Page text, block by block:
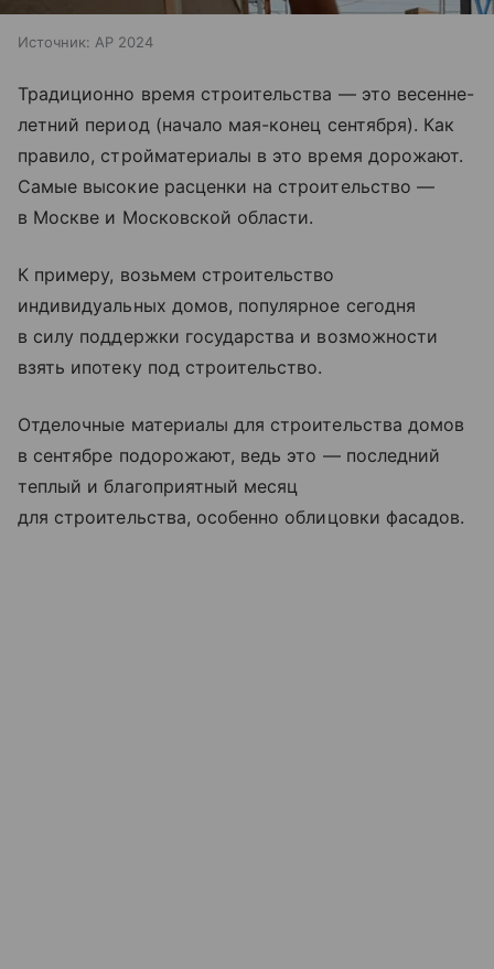
Источник: AP 2024
Традиционно время строительства — это весенне-
летний период (начало мая-конец сентября). Как
правило, стройматериалы в это время дорожают.
Самые высокие расценки на строительство —
в Москве и Московской области.
К примеру, возьмем строительство
индивидуальных домов, популярное сегодня
в силу поддержки государства и возможности
взять ипотеку под строительство.
Отделочные материалы для строительства домов
в сентябре подорожают, ведь это — последний
теплый и благоприятный месяц
для строительства, особенно облицовки фасадов.